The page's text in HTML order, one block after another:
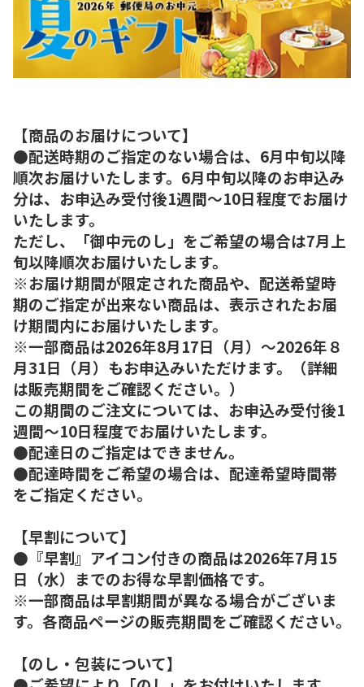
【商品のお届けについて】
●配送時期のご指定のない場合は、6月中旬以降
順次お届けいたします。6月中旬以降のお申込み
分は、お申込み受付後1週間～10日程度でお届け
いたします。
ただし、「御中元のし」をご希望の場合は7月上
旬以降順次お届けいたします。
※お届け期間が限定された商品や、配送希望時
期のご指定が出来ない商品は、表示されたお届
け期間内にお届けいたします。
※一部商品は2026年8月17日（月）～2026年８
月31日（月）もお申込みいただけます。（詳細
は販売期間をご確認ください。）
この期間のご注文については、お申込み受付後1
週間～10日程度でお届けいたします。
●配達日のご指定はできません。
●配達時間をご希望の場合は、配達希望時間帯
をご指定ください。
【早割について】
●『早割』アイコン付きの商品は2026年7月15
日（水）までのお得な早割価格です。
※一部商品は早割期間が異なる場合がございま
す。各商品ページの販売期間をご確認ください。
【のし・包装について】